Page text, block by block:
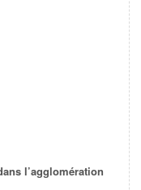
l’agglomération